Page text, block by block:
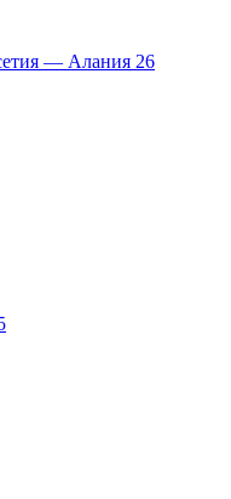
— Алания 26